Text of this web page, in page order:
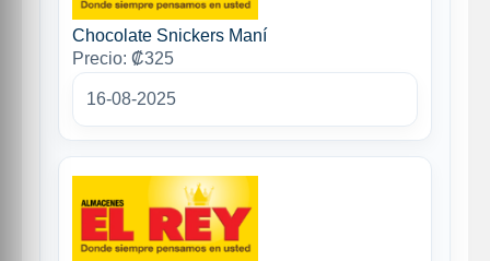
Chocolate Snickers Maní
Precio: ₡325
16-08-2025